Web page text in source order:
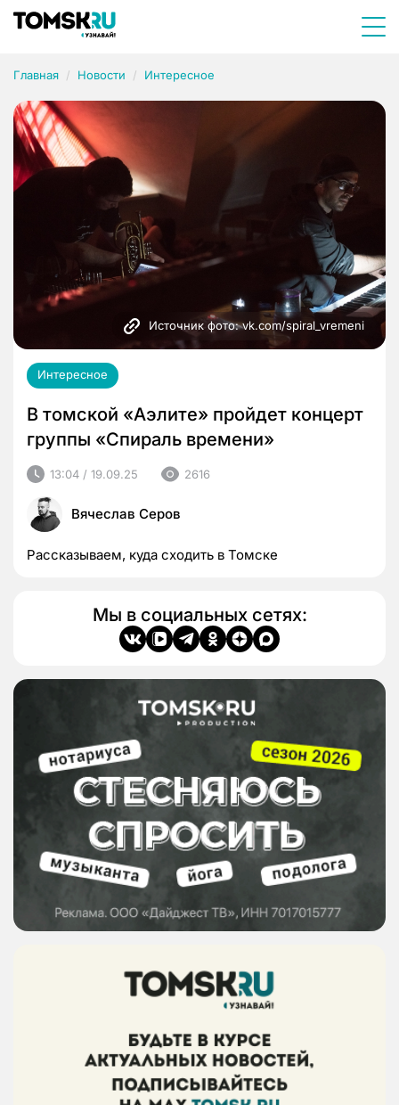
Главная Новости Интересное
Источник фото: vk.com/spiral_vremeni
Интересное
В томской «Аэлите» пройдет концерт
группы «Спираль времени»
13:04 / 19.09.25 2616
Вячеслав Серов
Рассказываем, куда сходить в Томске
Мы в социальных сетях: